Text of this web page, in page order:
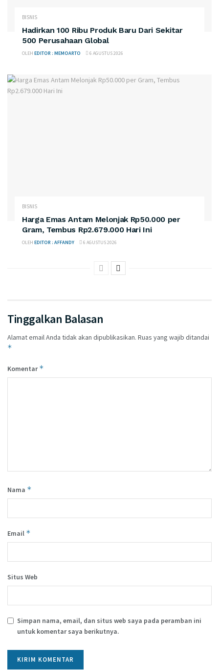
BISNIS
Hadirkan 100 Ribu Produk Baru Dari Sekitar
500 Perusahaan Global
OLEH EDITOR : MEMOARTO 6 AGUSTUS 2026
BISNIS
Harga Emas Antam Melonjak Rp50.000 per
Gram, Tembus Rp2.679.000 Hari Ini
OLEH EDITOR : AFFANDY 6 AGUSTUS 2026
Tinggalkan Balasan
Alamat email Anda tidak akan dipublikasikan. Ruas yang wajib ditandai
*
Komentar*
Nama *
Email *
Situs Web
Simpan nama, email, dan situs web saya pada peramban ini
untuk komentar saya berikutnya.